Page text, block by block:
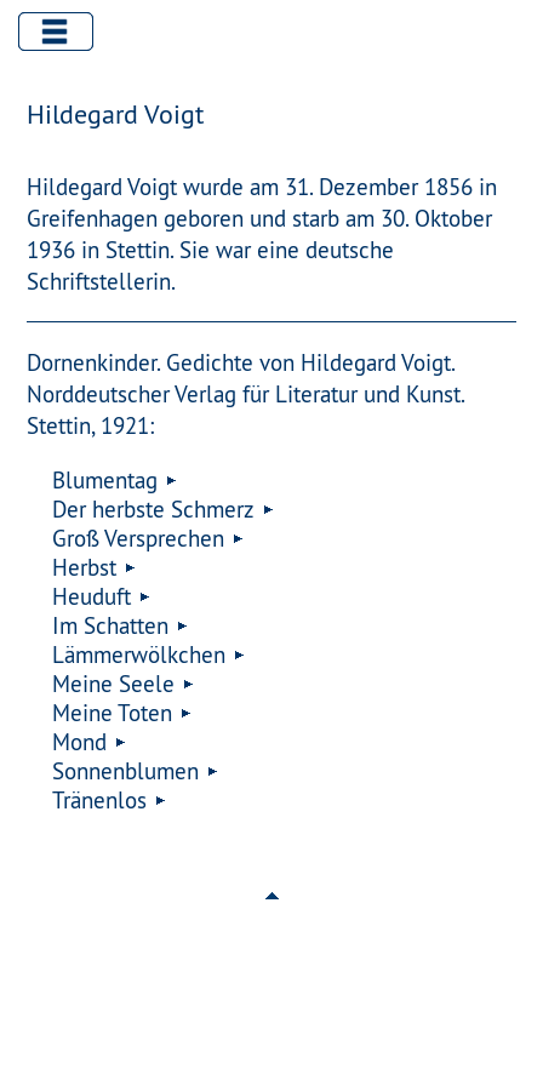
Hildegard Voigt
Hildegard Voigt wurde am 31. Dezember 1856 in
Greifenhagen geboren und starb am 30. Oktober
1936 in Stettin. Sie war eine deutsche
Schriftstellerin.
Dornenkinder. Gedichte von Hildegard Voigt.
Norddeutscher Verlag für Literatur und Kunst.
Stettin, 1921:
Blumentag
Der herbste Schmerz
Groß Versprechen
Herbst
Heuduft
Im Schatten
Lämmerwölkchen
Meine Seele
Meine Toten
Mond
Sonnenblumen
Tränenlos